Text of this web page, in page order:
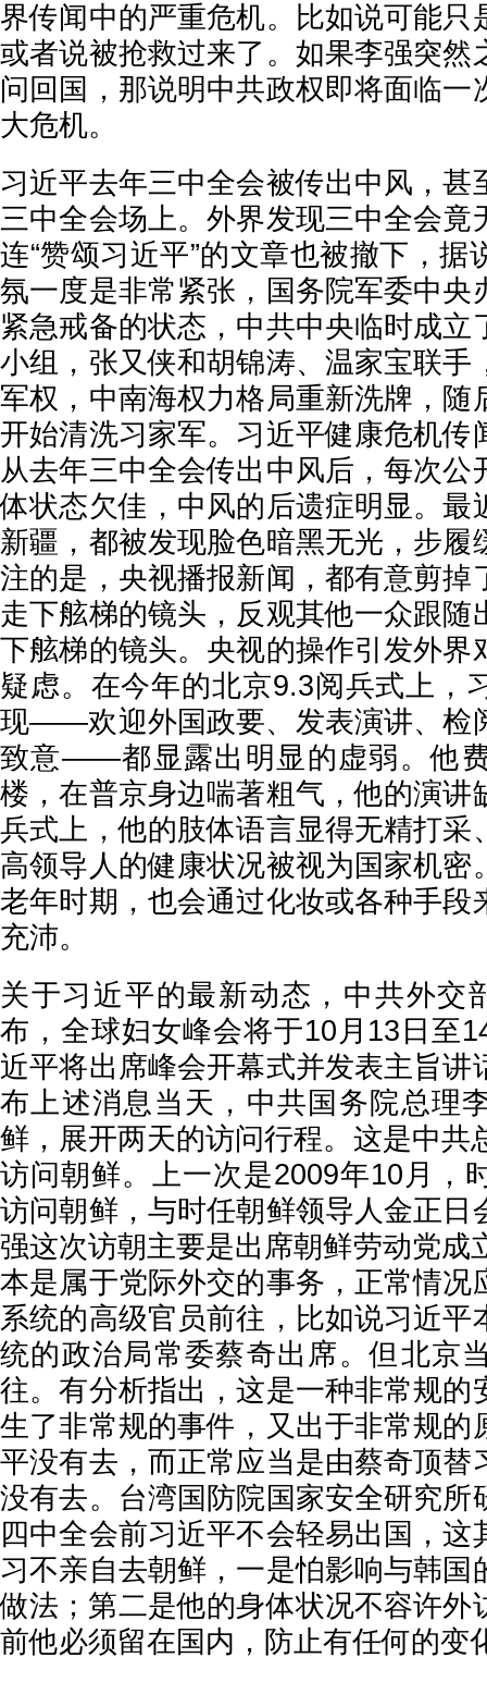
界传闻中的严重危机。比如说可能只
或者说被抢救过来了。如果李强突然
问回国，那说明中共政权即将面临一
大危机。
习近平去年三中全会被传出中风，甚
三中全会场上。外界发现三中全会竟
连“赞颂习近平”的文章也被撤下，据
氛一度是非常紧张，国务院军委中央
紧急戒备的状态，中共中央临时成立
小组，张又侠和胡锦涛、温家宝联手
军权，中南海权力格局重新洗牌，随
开始清洗习家军。习近平健康危机传
从去年三中全会传出中风后，每次公
体状态欠佳，中风的后遗症明显。最
新疆，都被发现脸色暗黑无光，步履
注的是，央视播报新闻，都有意剪掉
走下舷梯的镜头，反观其他一众跟随
下舷梯的镜头。央视的操作引发外界
疑虑。在今年的北京9.3阅兵式上，
现——欢迎外国政要、发表演讲、检
致意——都显露出明显的虚弱。他
楼，在普京身边喘著粗气，他的演讲
兵式上，他的肢体语言显得无精打采
高领导人的健康状况被视为国家机密
老年时期，也会通过化妆或各种手段
充沛。
关于习近平的最新动态，中共外交
布，全球妇女峰会将于10月13日至
近平将出席峰会开幕式并发表主旨讲
布上述消息当天，中共国务院总理
鲜，展开两天的访问行程。这是中共
访问朝鲜。上一次是2009年10月，
访问朝鲜，与时任朝鲜领导人金正日
强这次访朝主要是出席朝鲜劳动党成
本是属于党际外交的事务，正常情况
系统的高级官员前往，比如说习近平
统的政治局常委蔡奇出席。但北京
往。有分析指出，这是一种非常规的
生了非常规的事件，又出于非常规的
平没有去，而正常应当是由蔡奇顶替
没有去。台湾国防院国家安全研究所
四中全会前习近平不会轻易出国，这
习不亲自去朝鲜，一是怕影响与韩国
做法；第二是他的身体状况不容许外
前他必须留在国内，防止有任何的变